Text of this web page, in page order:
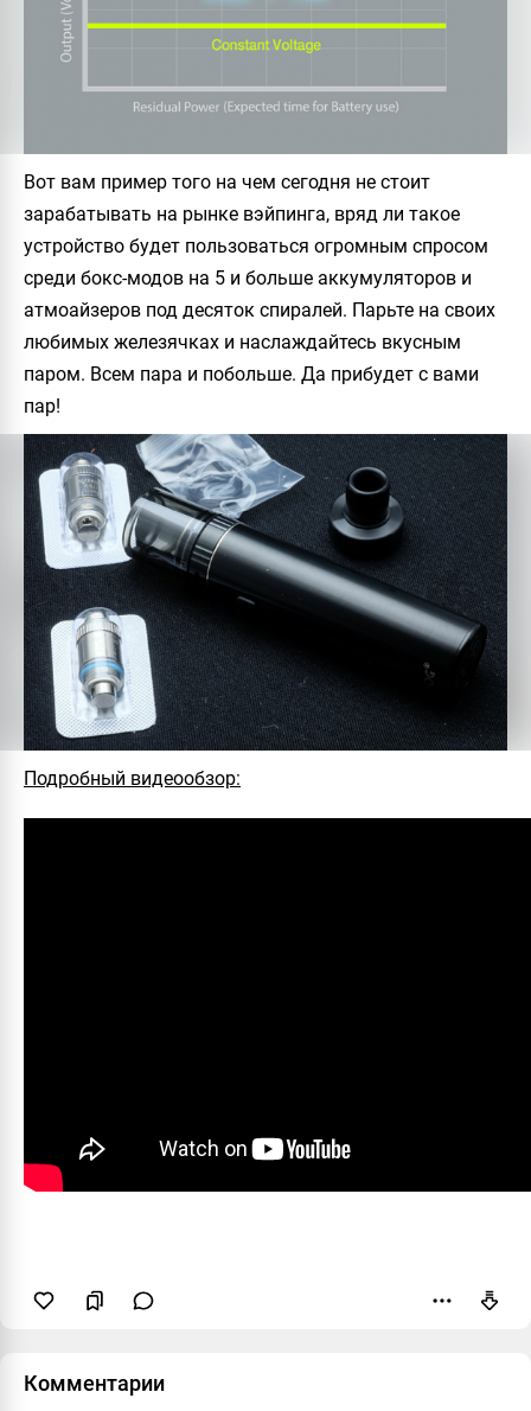
Вот вам пример того на чем сегодня не стоит
зарабатывать на рынке вэйпинга, вряд ли такое
устройство будет пользоваться огромным спросом
среди бокс-модов на 5 и больше аккумуляторов и
атмоайзеров под десяток спиралей. Парьте на своих
любимых железячках и наслаждайтесь вкусным
паром. Всем пара и побольше. Да прибудет с вами
пар!
Подробный видеообзор:
Комментарии